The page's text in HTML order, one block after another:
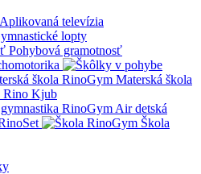
Aplikovaná televízia
lopty
Pohybová gramotnosť
Materská škola
Rino Kjub
RinoGym Air detská
Škola